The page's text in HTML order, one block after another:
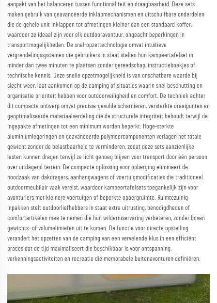
aanpakt van het balanceren tussen functionaliteit en draagbaarheid. Deze sets
maken gebruik van geavanceerde inklapmechanismen en uitschuifbare onderdelen
die de gehele unit inklappen tot afmetingen kleiner dan een standaard koffer,
waardoor ze ideaal zijn voor elk outdooravontuur, ongeacht beperkingen in
transportmogelijkheden. De snel-opzettechnologie omvat intuïtieve
vergrendelingssystemen die gebruikers in staat stellen hun kampeertafelset in
minder dan twee minuten te plaatsen zonder gereedschap, instructieboekjes of
technische kennis. Deze snelle opzetmogelijkheid is van onschatbare waarde bij
slecht weer, laat aankomen op de camping of situaties waarin snel beschutting en
organisatie prioriteit hebben voor outdoorveiligheid en comfort. De techniek achter
dit compacte ontwerp omvat precisie-gevulde scharnieren, versterkte draaipunten en
geoptimaliseerde materiaalverdeling die de structurele integriteit behoudt terwijl de
ingepakte afmetingen tot een minimum worden beperkt. Hoge-sterkte
aluminiumlegeringen en geavanceerde polymeercomponenten verlagen het totale
gewicht zonder de belastbaarheid te verminderen, zodat deze sets aanzienlijke
lasten kunnen dragen terwijl ze licht genoeg blijven voor transport door één persoon
over uitdagend terrein. De compacte oplossing voor opberging elimineert de
noodzaak van dakdragers, aanhangwagens of voertuigmodificaties die traditioneel
outdoormeubilair vaak vereist, waardoor kampeertafelsets toegankelijk zijn voor
avonturiers met kleinere voertuigen of beperkte opbergruimte. Ruimtezuinig
inpakken stelt outdoorliefhebbers in staat extra uitrusting, benodigdheden of
comfortartikelen mee te nemen die hun wilderniservaring verbeteren, zonder boven
gewichts- of volumelimieten uit te komen. De functie voor directe opstelling
verandert het opzetten van de camping van een vervelende klus in een efficiënt
proces dat de tijd maximaliseert die beschikbaar is voor ontspanning,
verkenningsactiviteiten en recreatie die memorabele buitenavonturen definiëren.